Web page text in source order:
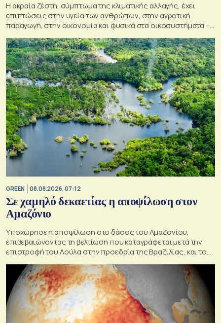
Η ακραία ζέστη, σύμπτωμα της κλιματικής αλλαγής, έχει
επιπτώσεις στην υγεία των ανθρώπων, στην αγροτική
παραγωγή, στην οικονομία και φυσικά στα οικοσυστήματα –
Κρίσιμος ο παράγοντας της πρόληψης
GREEN 08.08.2026, 07:12
Σε χαμηλό δεκαετίας η αποψίλωση στον
Αμαζόνιο
Υποχώρησε η αποψίλωση στο δάσος του Αμαζονίου,
επιβεβαιώνοντας τη βελτίωση που καταγράφεται μετά την
επιστροφή του Λούλα στην προεδρία της Βραζιλίας, και του
στόχου του να την εξαλείψει έως το 2030.